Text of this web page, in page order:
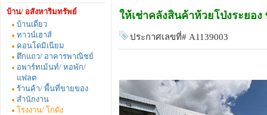
บ้าน/ อสังหาริมทรัพย์
บ้านเดี่ยว
ทาวน์เฮาส์
คอนโดมิเนียม
ตึกแถว/ อาคารพาณิชย์
อพาร์ทเม้นท์/ หอพัก/
แฟลต
ร้านค้า/ พื้นที่ขายของ
สำนักงาน
โรงงาน/ โกดัง
ให้เช่าคลังสินค้าห้วยโป่งระยอ
ประกาศเลขที่# A1139003